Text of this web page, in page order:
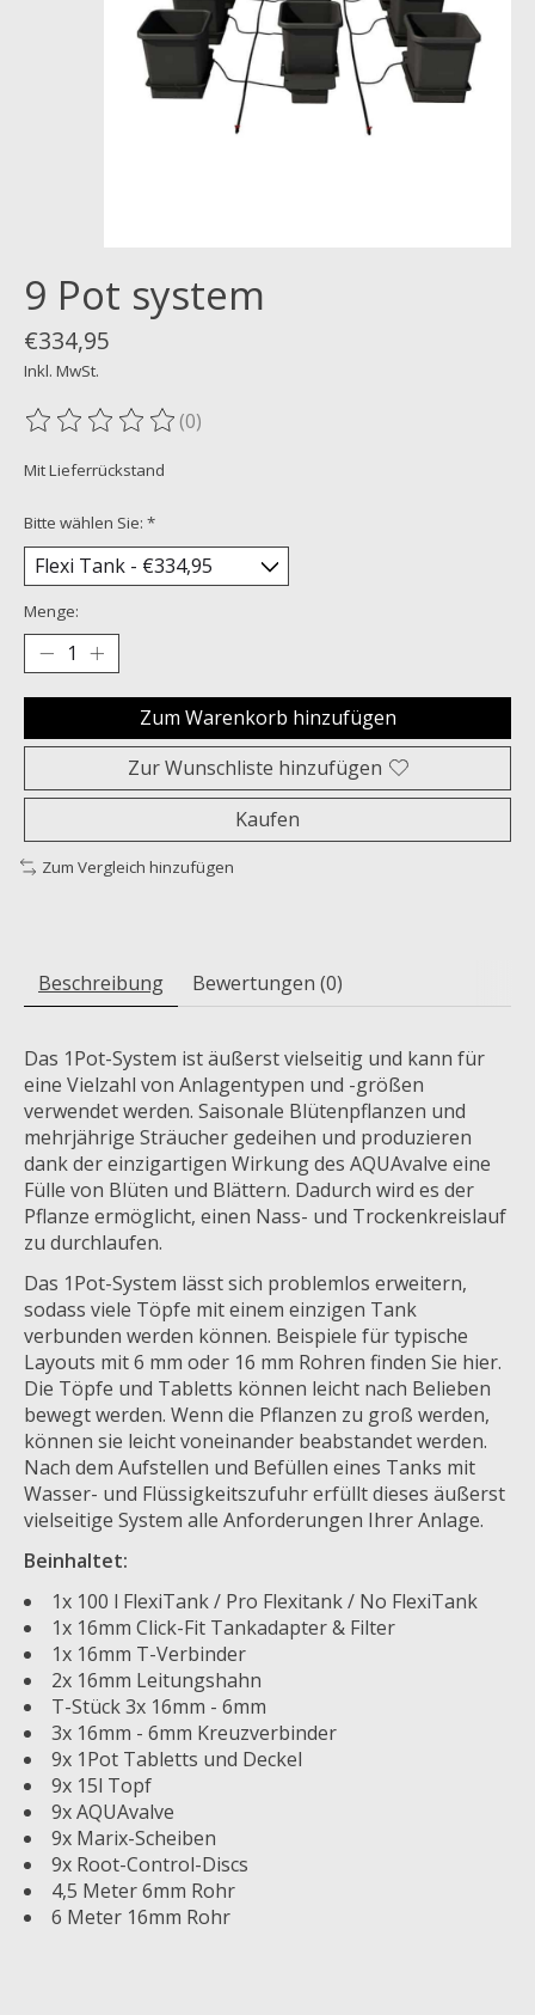
9 Pot system
€334,95
Inkl. MwSt.
Die Bewertung dieses Produkts ist
(0)
Mit Lieferrückstand
Bitte wählen Sie: *
Menge:
Zum Warenkorb hinzufügen
Zur Wunschliste hinzufügen
Kaufen
Zum Vergleich hinzufügen
Beschreibung Bewertungen (0)
Das 1Pot-System ist äußerst vielseitig und kann für
eine Vielzahl von Anlagentypen und -größen
verwendet werden. Saisonale Blütenpflanzen und
mehrjährige Sträucher gedeihen und produzieren
dank der einzigartigen Wirkung des AQUAvalve eine
Fülle von Blüten und Blättern. Dadurch wird es der
Pflanze ermöglicht, einen Nass- und Trockenkreislauf
zu durchlaufen.
Das 1Pot-System lässt sich problemlos erweitern,
sodass viele Töpfe mit einem einzigen Tank
verbunden werden können. Beispiele für typische
Layouts mit 6 mm oder 16 mm Rohren finden Sie hier.
Die Töpfe und Tabletts können leicht nach Belieben
bewegt werden. Wenn die Pflanzen zu groß werden,
können sie leicht voneinander beabstandet werden.
Nach dem Aufstellen und Befüllen eines Tanks mit
Wasser- und Flüssigkeitszufuhr erfüllt dieses äußerst
vielseitige System alle Anforderungen Ihrer Anlage.
Beinhaltet:
1x 100 l FlexiTank / Pro Flexitank / No FlexiTank
1x 16mm Click-Fit Tankadapter & Filter
1x 16mm T-Verbinder
2x 16mm Leitungshahn
T-Stück 3x 16mm - 6mm
3x 16mm - 6mm Kreuzverbinder
9x 1Pot Tabletts und Deckel
9x 15l Topf
9x AQUAvalve
9x Marix-Scheiben
9x Root-Control-Discs
4,5 Meter 6mm Rohr
6 Meter 16mm Rohr